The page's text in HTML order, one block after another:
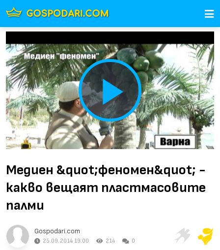
Play
Video
Медиен &quot;феномен&quot; -
какво вещаят пластмасовите
палми
Gospodari.com
25.09.2014 19:00 214 0